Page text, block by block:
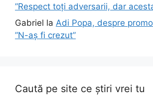
”Respect toți adversarii, dar
Gabriel la Adi Popa, despre
”N-aș fi crezut”
Caută pe site ce știri vrei tu